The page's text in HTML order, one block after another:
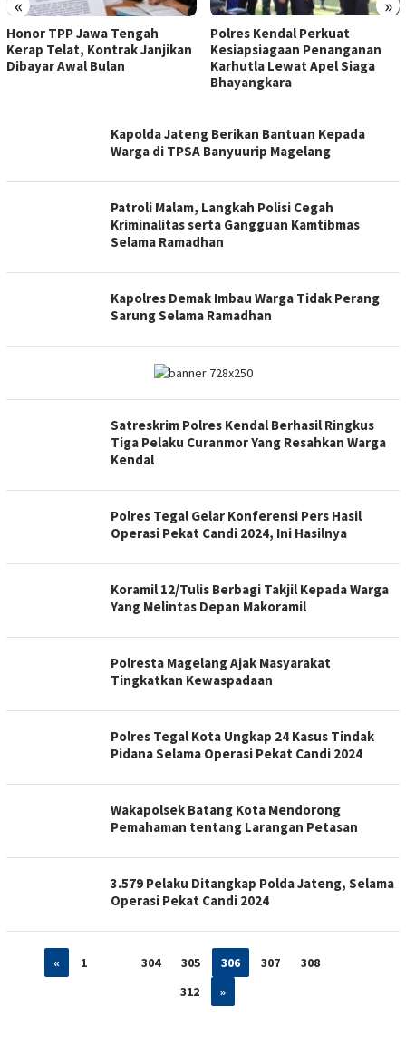
« »
Honor TPP Jawa Tengah
Kerap Telat, Kontrak Janjikan
Dibayar Awal Bulan
Polres Kendal Perkuat
Kesiapsiagaan Penanganan
Karhutla Lewat Apel Siaga
Bhayangkara
Kapolda Jateng Berikan Bantuan Kepada
Warga di TPSA Banyuurip Magelang
Patroli Malam, Langkah Polisi Cegah
Kriminalitas serta Gangguan Kamtibmas
Selama Ramadhan
Kapolres Demak Imbau Warga Tidak Perang
Sarung Selama Ramadhan
Satreskrim Polres Kendal Berhasil Ringkus
Tiga Pelaku Curanmor Yang Resahkan Warga
Kendal
Polres Tegal Gelar Konferensi Pers Hasil
Operasi Pekat Candi 2024, Ini Hasilnya
Koramil 12/Tulis Berbagi Takjil Kepada Warga
Yang Melintas Depan Makoramil
Polresta Magelang Ajak Masyarakat
Tingkatkan Kewaspadaan
Polres Tegal Kota Ungkap 24 Kasus Tindak
Pidana Selama Operasi Pekat Candi 2024
Wakapolsek Batang Kota Mendorong
Pemahaman tentang Larangan Petasan
3.579 Pelaku Ditangkap Polda Jateng, Selama
Operasi Pekat Candi 2024
« 1 304 305 306 307 308
312
»